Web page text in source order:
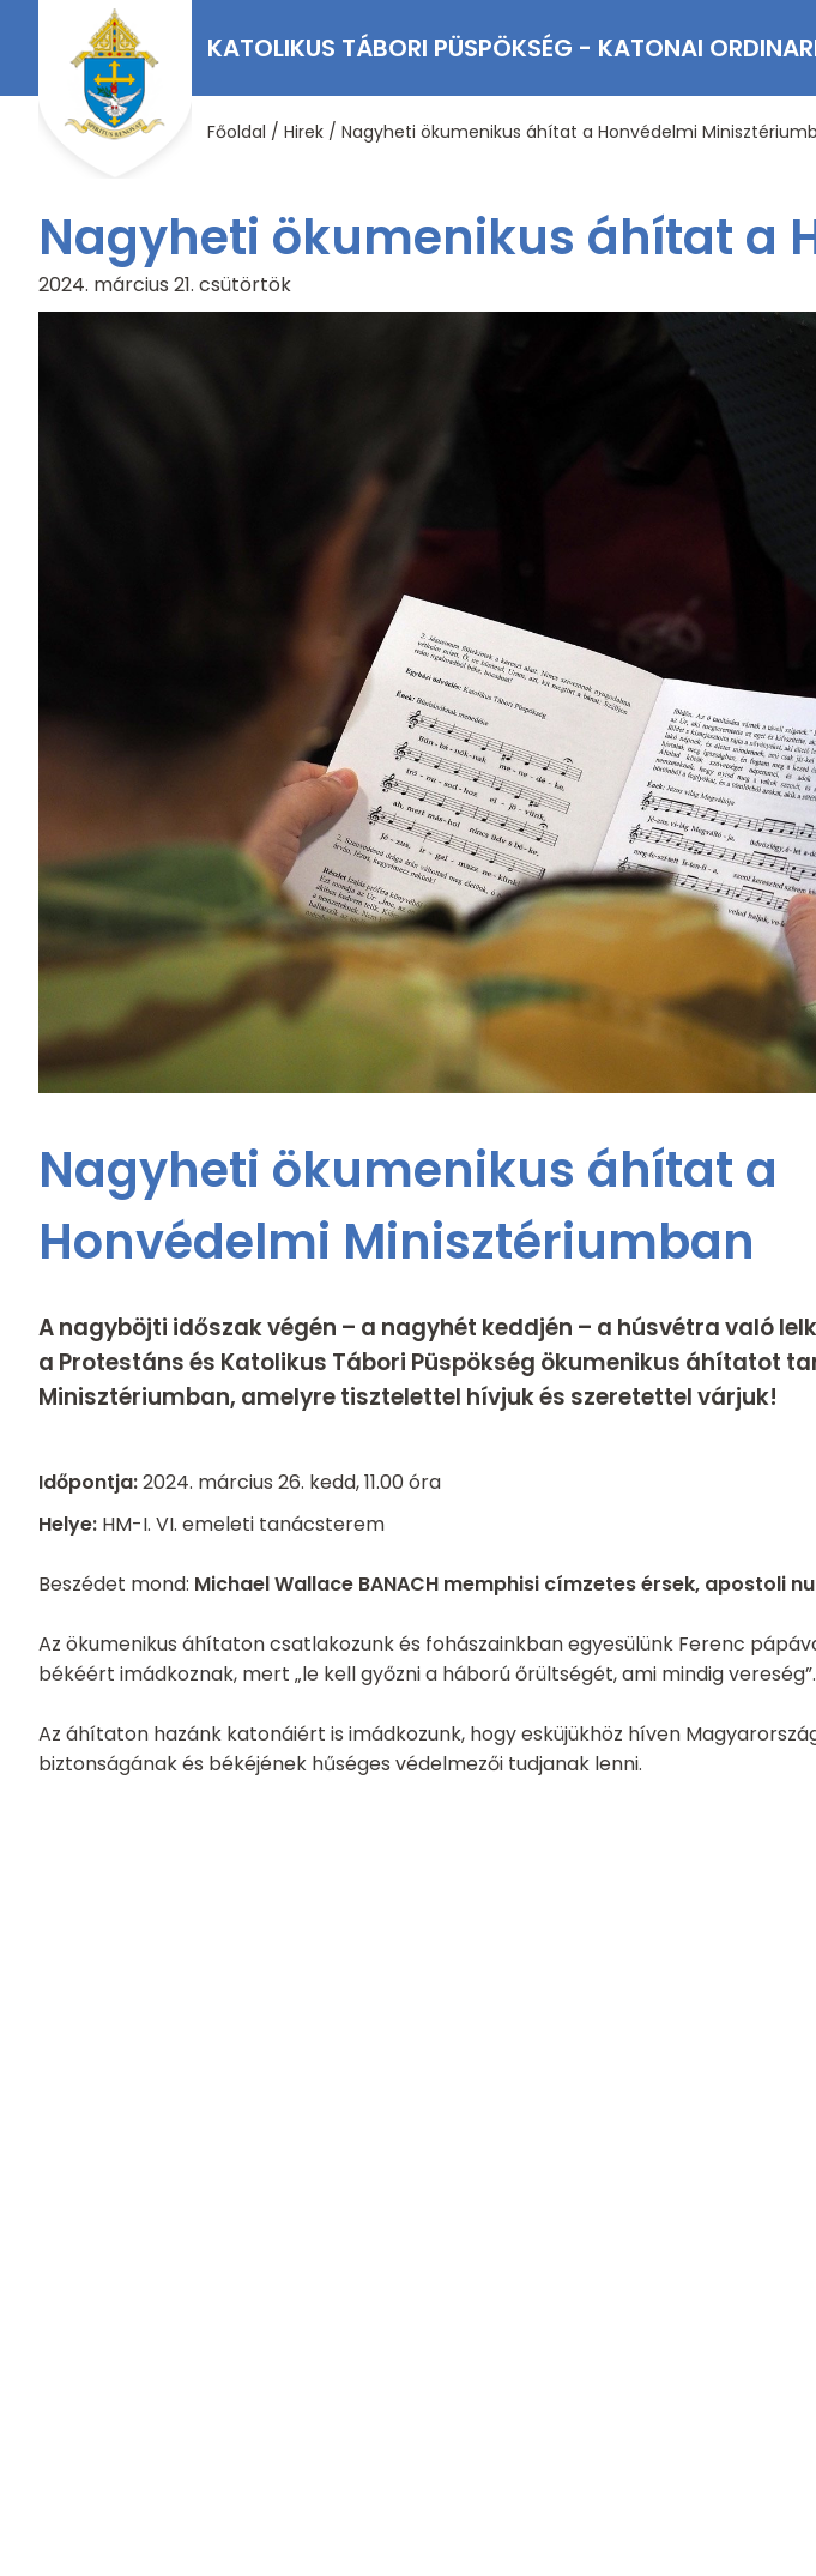
KATOLIKUS TÁBORI PÜSPÖKSÉG - KATONAI
Főoldal / Hirek/ Nagyheti ökumenikus áhítat a Honvédelmi
Nagyheti ökumenikus áhítat a
2024. március 21. csütörtök
Nagyheti ökumenikus áhítat a
Honvédelmi Minisztériumban
A nagyböjti időszak végén – a nagyhét keddjén – a húsvétra való
a Protestáns és Katolikus Tábori Püspökség ökumenikus áhítatot
Minisztériumban, amelyre tisztelettel hívjuk és szeretettel várjuk!
Időpontja:2024. március 26. kedd, 11.00 óra
Helye: HM-I. VI. emeleti tanácsterem
Beszédet mond: Michael Wallace BANACH memphisi címzetes érsek, apostoli
Az ökumenikus áhítaton csatlakozunk és fohászainkban egyesülünk Ferenc
békéért imádkoznak, mert „le kell győzni a háború őrültségét, ami mindig vereség”.
Az áhítaton hazánk katonáiért is imádkozunk, hogy esküjükhöz híven
biztonságának és békéjének hűséges védelmezői tudjanak lenni.